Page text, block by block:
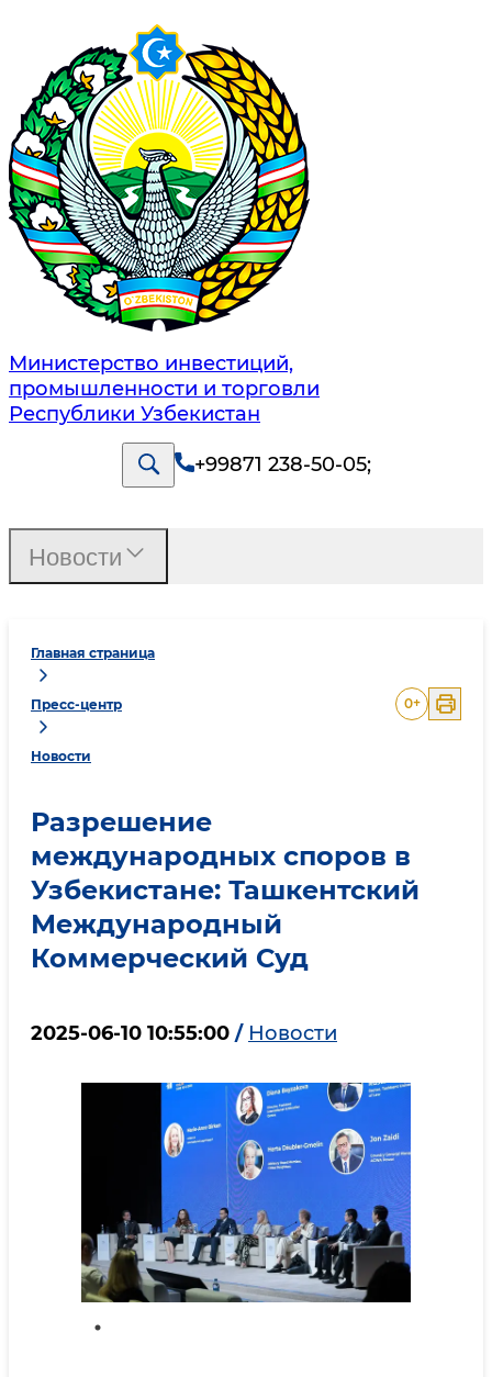
Министерство инвестиций,
промышленности и торговли
Республики Узбекистан
+99871 238-50-05;
Главная страница
Пресс-центр
Новости
0+
Разрешение
международных споров в
Узбекистане: Ташкентский
Международный
Коммерческий Суд
2025-06-10 10:55:00 / Новости
Новости